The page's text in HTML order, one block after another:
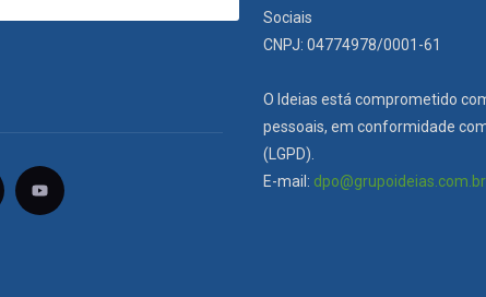
Sociais
CNPJ: 04774978/0001-61
O Ideias está comprometido
pessoais, em conformidade
(LGPD).
E-mail: dpo@grupoideias.com.br